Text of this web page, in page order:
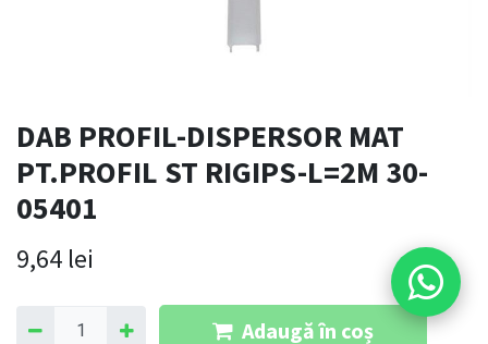
DAB PROFIL-DISPERSOR MAT
PT.PROFIL ST RIGIPS-L=2M 30-
05401
9,64 lei
Adaugă în coș